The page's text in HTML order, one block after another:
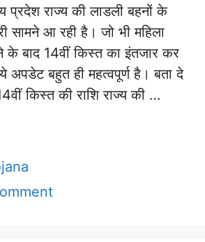
प्रदेश राज्य की लाडली बहनों के
सामने आ रही है। जो भी महिला
के बाद 14वीं किस्त का इंतजार कर
अपडेट बहुत ही महत्वपूर्ण है। बता दे
किस्त की राशि राज्य की …